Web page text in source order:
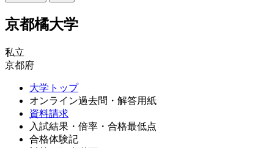
京都橘大学
私立
京都府
大学トップ
オンライン過去問・解答用紙
資料請求
入試結果・倍率・合格最低点
合格体験記